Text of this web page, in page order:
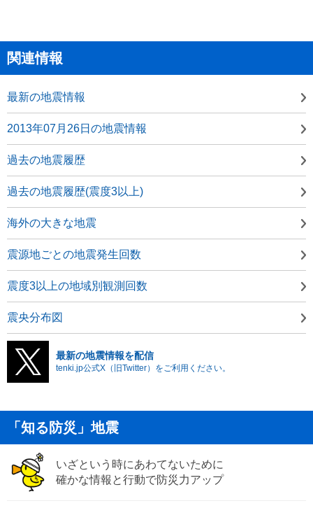
関連情報
最新の地震情報
2013年07月26日の地震情報
過去の地震履歴
過去の地震履歴(震度3以上)
海外の大きな地震
震源地ごとの地震発生回数
震度3以上の地域別観測回数
震央分布図
最新の地震情報を配信
tenki.jp公式X（旧Twitter）をご利用ください。
「知る防災」地震
いざという時にあわてないために
確かな情報と行動で防災力アップ